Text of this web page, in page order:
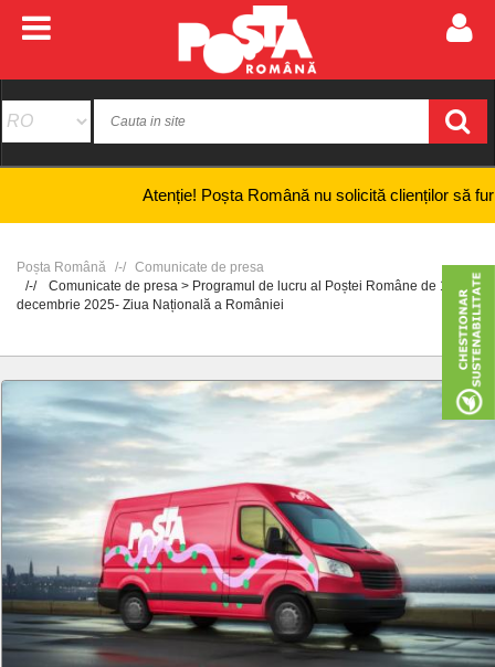
Atenție! Poșta Română nu solicită clienților să
Poșta Română
Comunicate de presa
Comunicate de presa > Programul de lucru al Poștei Române de 1
decembrie 2025- Ziua Națională a României